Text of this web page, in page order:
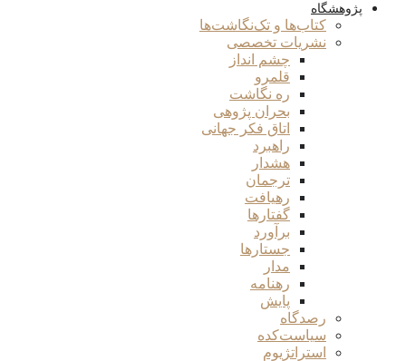
پژوهشگاه
کتاب‌ها و تک‌نگاشت‌ها
نشریات تخصصی
چشم انداز
قلمرو
ره نگاشت
بحران پژوهی
اتاق فکر جهانی
راهبرد
هشدار
ترجمان
رهیافت
گفتارها
برآورد
جستارها
مدار
رهنامه
پایش
رصدگاه
سیاست‌کده
استراتژیوم